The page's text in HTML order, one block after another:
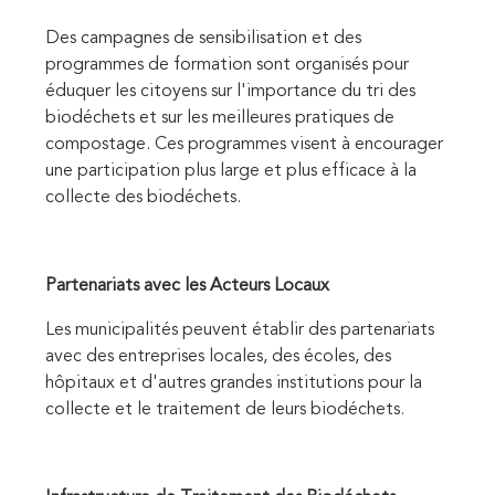
Des campagnes de sensibilisation et des
programmes de formation sont organisés pour
éduquer les citoyens sur l'importance du tri des
biodéchets et sur les meilleures pratiques de
compostage. Ces programmes visent à encourager
une participation plus large et plus efficace à la
collecte des biodéchets.
Partenariats avec les Acteurs Locaux
Les municipalités peuvent établir des partenariats
avec des entreprises locales, des écoles, des
hôpitaux et d'autres grandes institutions pour la
collecte et le traitement de leurs biodéchets.